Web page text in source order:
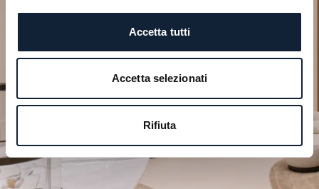
Accetta tutti
Accetta selezionati
Rifiuta
d’eccezione
nostre boutique.
PIANIFICA LA TUA VISITA